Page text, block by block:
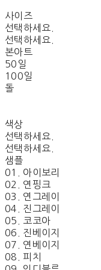
사이즈
선택하세요.
선택하세요.
본아트
50일
100일
돌
색상
선택하세요.
선택하세요.
샘플
01. 아이보리
02. 연핑크
03. 연그레이
04. 진그레이
05. 코코아
06. 진베이지
07. 연베이지
08. 피치